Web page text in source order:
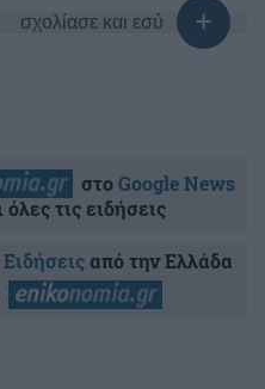
σχολίασε και εσύ
στοGoogle News
τις ειδήσεις
Ειδήσειςαπό την Ελλάδα